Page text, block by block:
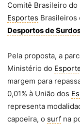
Comitê Brasileiro do
Esportes Brasileiros
Desportos de
Pela proposta, a
Ministério do
margem para
0,01% à União dos
representa
capoeira, o surf na